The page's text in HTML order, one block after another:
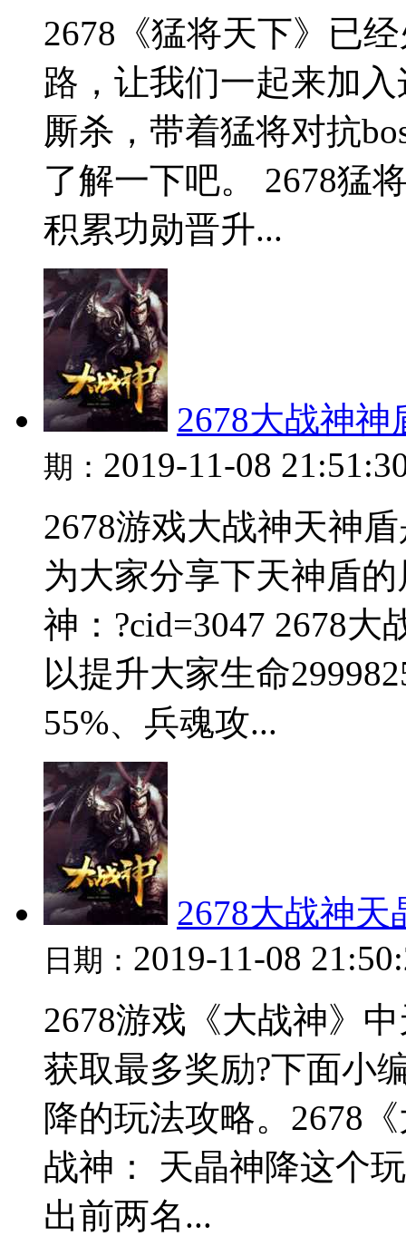
2678《猛将天下》已
路，让我们一起来加
厮杀，带着猛将对抗
了解一下吧。 2678猛
积累功勋晋升...
2678大战神
期： 2019-11-08
2678游戏大战神天神
为大家分享下天神盾
神：?cid=3047 2678
以提升大家生命
55%、兵魂攻...
2678大战神
日期： 2019-11-08
2678游戏《大战神》
获取最多奖励?下面小
降的玩法攻略。2678
战神： 天晶神降这个
出前两名...